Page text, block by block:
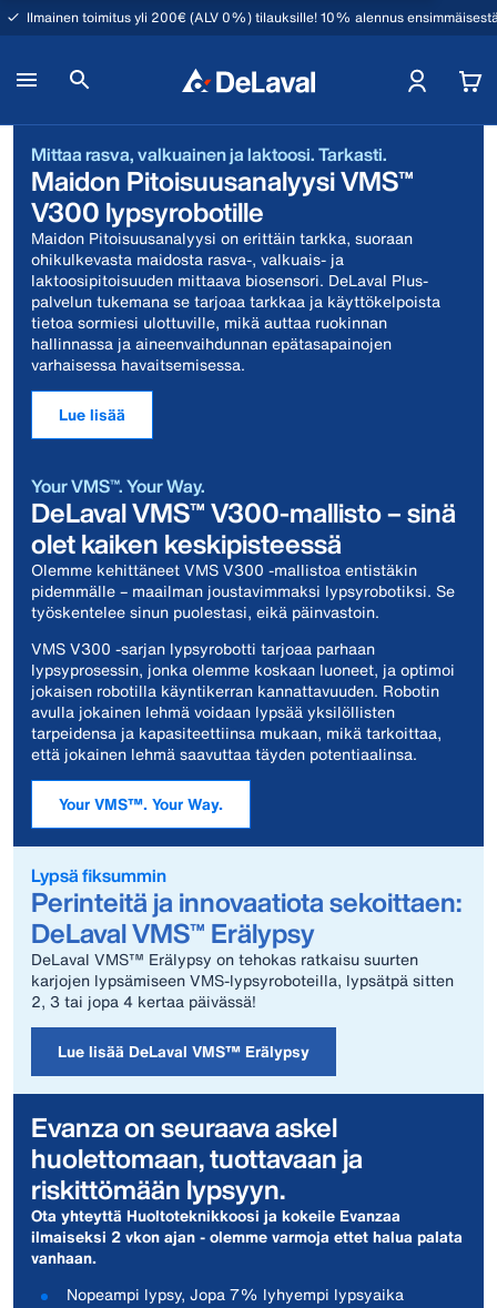
Ilmainen toimitus yli 200€ (ALV 0%) tilauksille! 10% alennus
Mittaa rasva, valkuainen ja laktoosi. Tarkasti.
Maidon Pitoisuusanalyysi VMS™
V300 lypsyrobotille
Maidon Pitoisuusanalyysi on erittäin tarkka, suoraan
ohikulkevasta maidosta rasva-, valkuais- ja
laktoosipitoisuuden mittaava biosensori. DeLaval Plus-
palvelun tukemana se tarjoaa tarkkaa ja käyttökelpoista
tietoa sormiesi ulottuville, mikä auttaa ruokinnan
hallinnassa ja aineenvaihdunnan epätasapainojen
varhaisessa havaitsemisessa.
Lue lisää
Your VMS™. Your Way.
DeLaval VMS™ V300-mallisto – sinä
olet kaiken keskipisteessä
Olemme kehittäneet VMS V300 -mallistoa entistäkin
pidemmälle – maailman joustavimmaksi lypsyrobotiksi. Se
työskentelee sinun puolestasi, eikä päinvastoin.
VMS V300 -sarjan lypsyrobotti tarjoaa parhaan
lypsyprosessin, jonka olemme koskaan luoneet, ja optimoi
jokaisen robotilla käyntikerran kannattavuuden. Robotin
avulla jokainen lehmä voidaan lypsää yksilöllisten
tarpeidensa ja kapasiteettiinsa mukaan, mikä tarkoittaa,
että jokainen lehmä saavuttaa täyden potentiaalinsa.
Your VMS™. Your Way.
Lypsä fiksummin
Perinteitä ja innovaatiota sekoittaen:
DeLaval VMS™ Erälypsy
DeLaval VMS™ Erälypsy on tehokas ratkaisu suurten
karjojen lypsämiseen VMS-lypsyroboteilla, lypsätpä sitten
2, 3 tai jopa 4 kertaa päivässä!
Lue lisää DeLaval VMS™ Erälypsy
Evanza on seuraava askel
huolettomaan, tuottavaan ja
riskittömään lypsyyn.
Ota yhteyttä Huoltoteknikkoosi ja kokeile Evanzaa
ilmaiseksi 2 vkon ajan - olemme varmoja ettet halua palata
vanhaan.
Nopeampi lypsy, Jopa 7% lyhyempi lypsyaika